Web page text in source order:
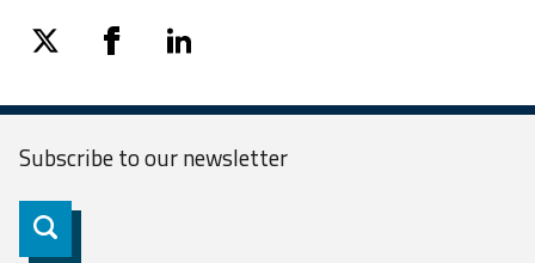
twitter facebooklinkedin
Subscribe to ournewsletter
Subscribe